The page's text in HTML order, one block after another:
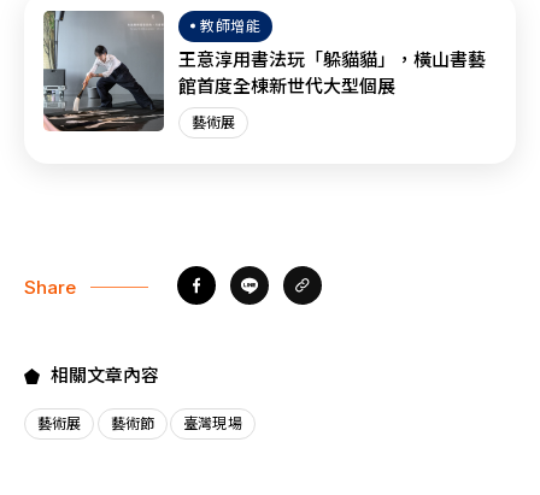
教師增能
王意淳用書法玩「躲貓貓」，橫山書藝
館首度全棟新世代大型個展
藝術展
Share
相關文章內容
藝術展 藝術節 臺灣現場